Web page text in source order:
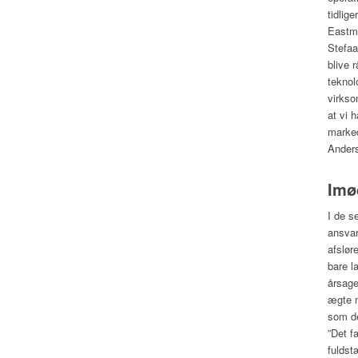
blive
at vi
I de
bare
ægte
som
”Det